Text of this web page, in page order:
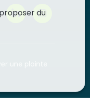
du